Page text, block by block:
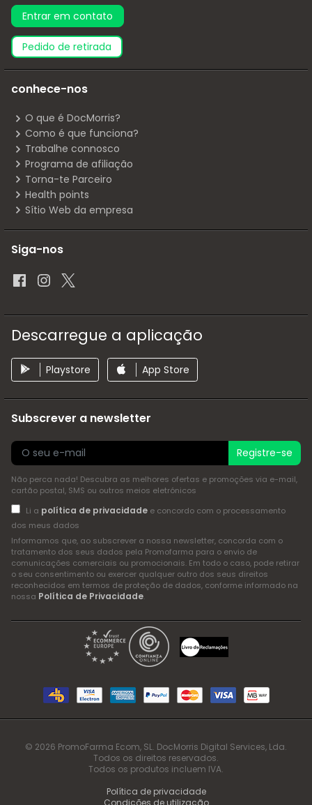
Entrar em contato
pedido de retirada
conhece-nos
O que é DocMorris?
Como é que funciona?
Trabalhe connosco
Programa de afiliação
Torna-te Parceiro
Health points
Sítio Web da empresa
Siga-nos
Descarregue a aplicação
Playstore App Store
Subscrever a newsletter
Registre-se
Não perca nada! Descubra as melhores ofertas e promoções via e-mail,
cartão postal, SMS ou outros meios eletrónicos
Li a política de privacidadee concordo com o processamento
dos meus dados
Informamos que, ao subscrever a nossa newsletter, concorda com o
tratamento dos seus dados pela Promofarma para o envio de
comunicações comerciais ou promocionais. Em todo o caso, pode retirar
o seu consentimento ou exercer qualquer outro dos seus direitos
reconhecidos em termos de proteção de dados, conforme informado na
nossa Política de Privacidade.
© 2026 PromoFarma Ecom, SL. DocMorris Digital Services, Lda.
Todos os direitos reservados.
Todos os produtos incluem IVA.
Política de privacidade